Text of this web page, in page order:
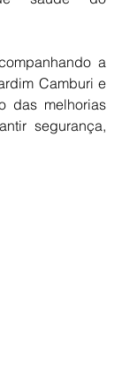
a
Camburi e
das melhorias
segurança,